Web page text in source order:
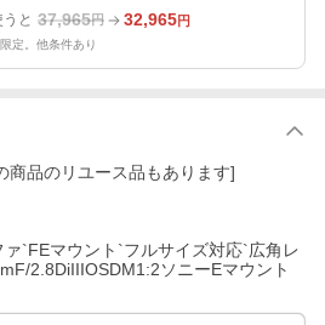
と 37,965円 32,965円
定。他条件あり
商品のリユース品もあります]
`FEマウント`フルサイズ対応`広角レ
2.8DiIIIOSDM1:2ソニーEマウント